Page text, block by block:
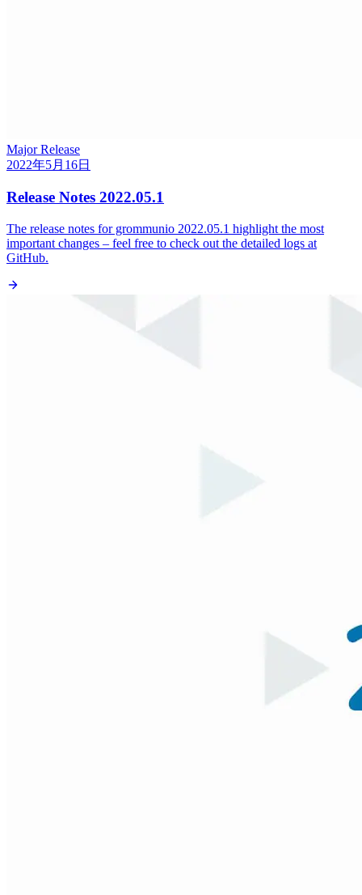
Major Release
2022年5月16日
Release Notes 2022.05.1
The release notes for grommunio 2022.05.1 highlight the most
important changes – feel free to check out the detailed logs at
GitHub.